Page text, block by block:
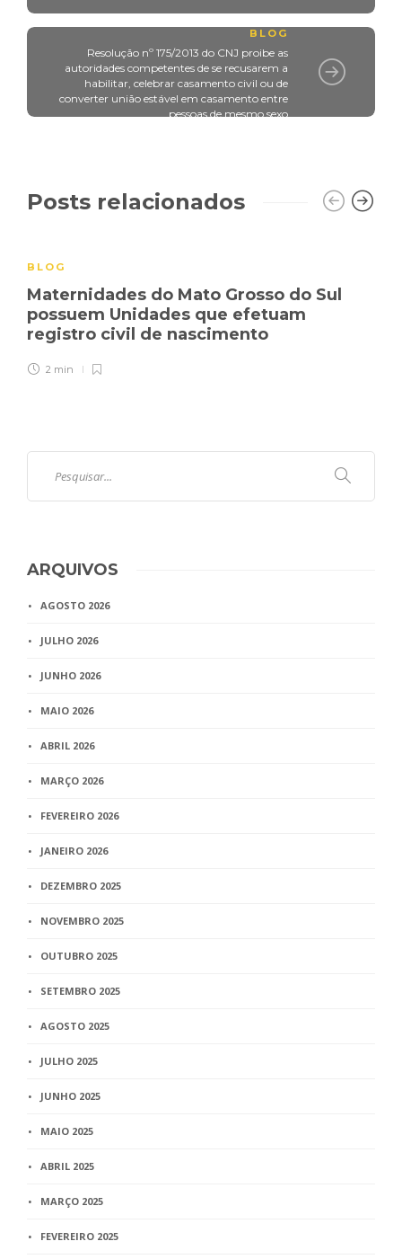
BLOG
Resolução nº 175/2013 do CNJ proibe as
autoridades competentes de se recusarem a
habilitar, celebrar casamento civil ou de
converter união estável em casamento entre
pessoas de mesmo sexo
Posts relacionados
BLOG
Maternidades do Mato Grosso do Sul
possuem Unidades que efetuam
registro civil de nascimento
2 min
ARQUIVOS
AGOSTO 2026
JULHO 2026
JUNHO 2026
MAIO 2026
ABRIL 2026
MARÇO 2026
FEVEREIRO 2026
JANEIRO 2026
DEZEMBRO 2025
NOVEMBRO 2025
OUTUBRO 2025
SETEMBRO 2025
AGOSTO 2025
JULHO 2025
JUNHO 2025
MAIO 2025
ABRIL 2025
MARÇO 2025
FEVEREIRO 2025